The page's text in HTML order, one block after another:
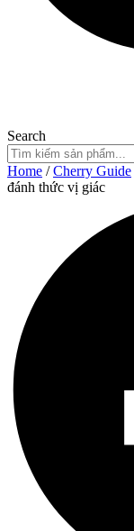
Search
Home /Cherry Guide
đánh thức vị giác